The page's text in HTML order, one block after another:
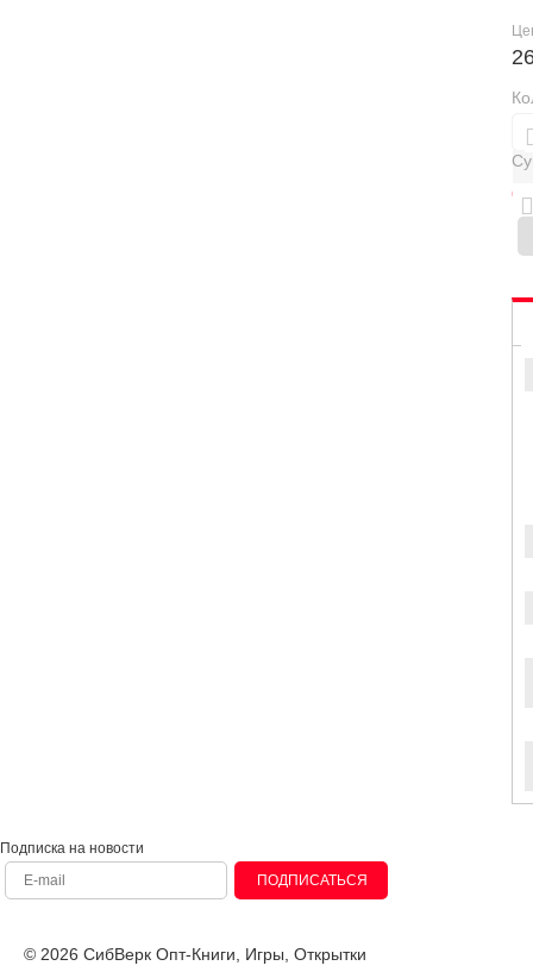
0
Подписка на новости
ПОДПИСАТЬСЯ
© 2026 СибВерк Опт-Книги, Игры, Открытки